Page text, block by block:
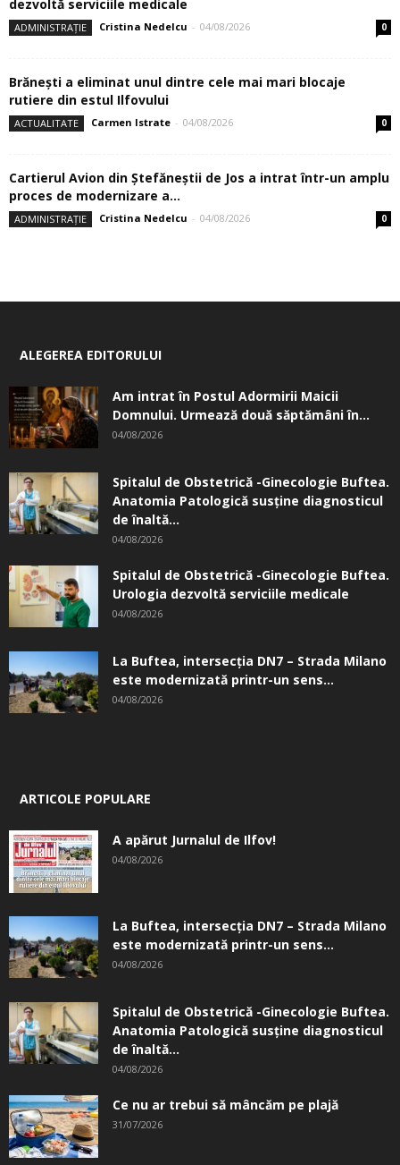
dezvoltă serviciile medicale
ADMINISTRAȚIE Cristina Nedelcu - 04/08/2026 0
Brănești a eliminat unul dintre cele mai mari blocaje
rutiere din estul Ilfovului
ACTUALITATE Carmen Istrate - 04/08/2026 0
Cartierul Avion din Ştefăneştii de Jos a intrat într-un amplu
proces de modernizare a...
ADMINISTRAȚIE Cristina Nedelcu - 04/08/2026 0
ALEGEREA EDITORULUI
Am intrat în Postul Adormirii Maicii
Domnului. Urmează două săptămâni în...
04/08/2026
Spitalul de Obstetrică -Ginecologie Buftea.
Anatomia Patologică susţine diagnosticul
de înaltă...
04/08/2026
Spitalul de Obstetrică -Ginecologie Buftea.
Urologia dezvoltă serviciile medicale
04/08/2026
La Buftea, intersecţia DN7 – Strada Milano
este modernizată printr-un sens...
04/08/2026
ARTICOLE POPULARE
A apărut Jurnalul de Ilfov!
04/08/2026
La Buftea, intersecţia DN7 – Strada Milano
este modernizată printr-un sens...
04/08/2026
Spitalul de Obstetrică -Ginecologie Buftea.
Anatomia Patologică susţine diagnosticul
de înaltă...
04/08/2026
Ce nu ar trebui să mâncăm pe plajă
31/07/2026